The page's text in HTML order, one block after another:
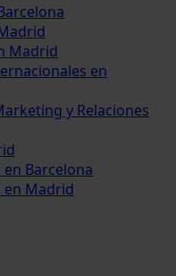
Madrid
en
y Relaciones
Barcelona
en Madrid